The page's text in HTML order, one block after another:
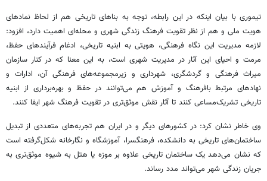
تیموری با بیان اینکه در این رابطه، توجه به بناهای تاریخی هم از لحاظ نمادهای
هویت ملی و هم از نظر تقویت فرهنگ زندگی شهری و محله‌ای اهمیت دارد، افزود:
لازمه مدیریت این نگاه فرهنگی، هویتی به ابنیه تاریخی، ادغام فرآیندهای حفظ،
مرمت و احیای این آثار در مدیریت شهری است، به این معنا که در کنار سازمان
میراث فرهنگی و گردشگری، شهرداری و زیرمجموعه‌های فرهنگی آن، ادارات و
نهادهای مرتبط بافرهنگ و آموزش هم می‌توانند در حفظ و بهره‌برداری از ابنیه
تاریخی تشریک‌مساعی کنند تا آثار نقش موثق‌تری در تقویت فرهنگ شهر ایفا کنند.
وی خاطر نشان کرد: در کشورهای دیگر و در ایران هم تجربه‌های متعددی از تبدیل
ساختمان‌های تاریخی به دانشکده، فرهنگسرا، آموزشگاه و نگارخانه شکل‌گرفته است
که نشان می‌دهد یک ساختمان تاریخی علاوه بر موزه یا هتل به شیوه موثق‌تری به
جریان زندگی شهر می‌تواند مدد رساند.